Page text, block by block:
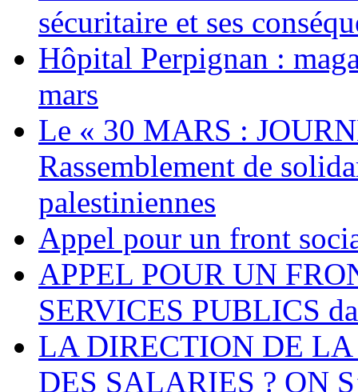
sécuritaire et ses
Hôpital Perpignan :
mars
Le « 30 MARS :
Rassemblement de
palestiniennes
Appel pour un front
APPEL POUR UN
SERVICES PUBLICS
LA DIRECTION DE
DES SALARIES ? ON